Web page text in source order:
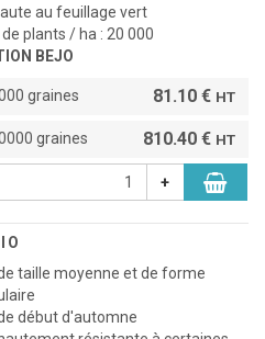
au feuillage vert
plants / ha : 20 000
BEJO
graines 81.10 € HT
graines 810.40 € HT
+
taille moyenne et de forme
début d'automne